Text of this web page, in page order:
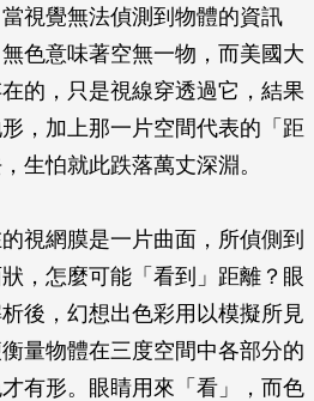
視覺無法偵測到物體的資訊
色意味著空無一物，而美國大
的，只是視線穿透過它，結果
，加上那一片空間代表的「距
生怕就此跌落萬丈深淵。
視網膜是一片曲面，所偵側到
，怎麼可能「看到」距離？眼
後，幻想出色彩用以模擬所見
量物體在三度空間中各部分的
有形。眼睛用來「看」，而色